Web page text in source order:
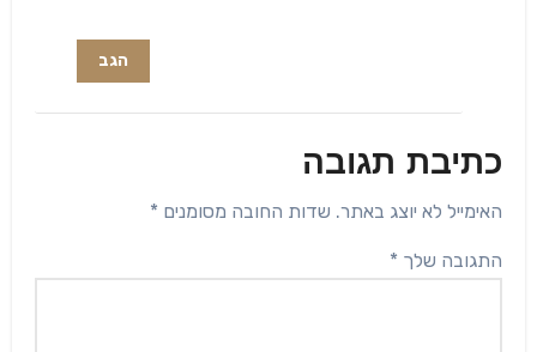
הגב
כתיבת תגובה
האימייל לא יוצג באתר. שדות החובה מסומנים *
התגובה שלך *